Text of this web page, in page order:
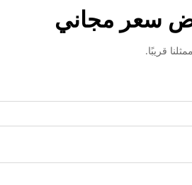
سعر مجاني
قريبًا.